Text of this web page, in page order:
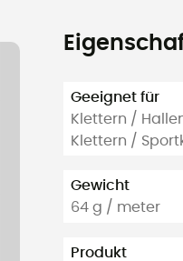
Geeignet für
Klettern /
Klettern /
Gewicht
64 g / meter
Produkt